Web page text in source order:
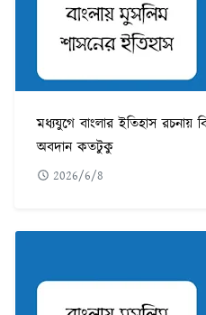
মধ্যযুগে বাংলার ইতিহাস রচনায়
অবদান কতটুকু
2026/6/8